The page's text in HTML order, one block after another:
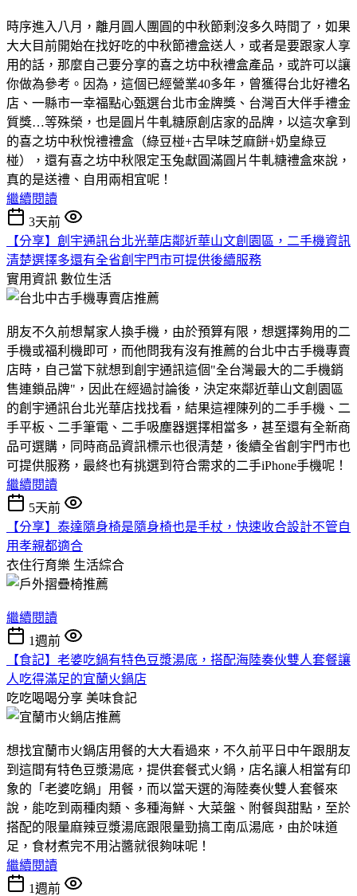
時序進入八月，離月圓人團圓的中秋節剩沒多久時間了，如果
大大目前開始在找好吃的中秋節禮盒送人，或者是要跟家人享
用的話，那麼自己要分享的喜之坊中秋禮盒產品，或許可以讓
你做為參考。因為，這個已經營業40多年，曾獲得台北好禮名
店、一縣市一幸福點心甄選台北市金牌獎、台灣百大伴手禮金
質獎…等殊榮，也是圓片牛軋糖原創店家的品牌，以這次拿到
的喜之坊中秋悅禮禮盒（綠豆椪+古早味芝麻餅+奶皇綠豆
椪），還有喜之坊中秋限定玉兔獻圓滿圓片牛軋糖禮盒來說，
真的是送禮、自用兩相宜呢！
繼續閱讀
3天前
【分享】創宇通訊台北光華店鄰近華山文創園區，二手機資訊
清楚選擇多還有全省創宇門市可提供後續服務
實用資訊 數位生活
朋友不久前想幫家人換手機，由於預算有限，想選擇夠用的二
手機或福利機即可，而他問我有沒有推薦的台北中古手機專賣
店時，自己當下就想到創宇通訊這個"全台灣最大的二手機銷
售連鎖品牌"，因此在經過討論後，決定來鄰近華山文創園區
的創宇通訊台北光華店找找看，結果這裡陳列的二手手機、二
手平板、二手筆電、二手吸塵器選擇相當多，甚至還有全新商
品可選購，同時商品資訊標示也很清楚，後續全省創宇門市也
可提供服務，最終也有挑選到符合需求的二手iPhone手機呢！
繼續閱讀
5天前
【分享】泰達隨身椅是隨身椅也是手杖，快速收合設計不管自
用孝親都適合
衣住行育樂 生活綜合
繼續閱讀
1週前
【食記】老婆吃鍋有特色豆漿湯底，搭配海陸奏伙雙人套餐讓
人吃得滿足的宜蘭火鍋店
吃吃喝喝分享 美味食記
想找宜蘭市火鍋店用餐的大大看過來，不久前平日中午跟朋友
到這間有特色豆漿湯底，提供套餐式火鍋，店名讓人相當有印
象的「老婆吃鍋」用餐，而以當天選的海陸奏伙雙人套餐來
說，能吃到兩種肉類、多種海鮮、大菜盤、附餐與甜點，至於
搭配的限量麻辣豆漿湯底跟限量勁搞工南瓜湯底，由於味道
足，食材煮完不用沾醬就很夠味呢！
繼續閱讀
1週前